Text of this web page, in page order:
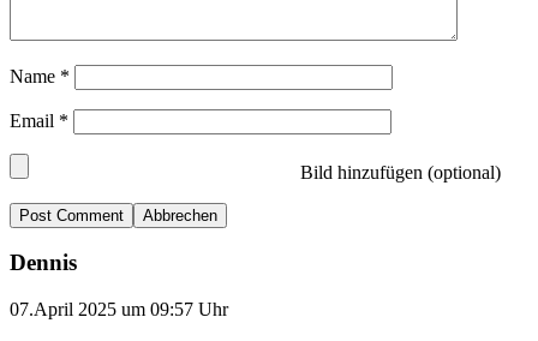
Name *
Email *
Bild hinzufügen (optional)
Abbrechen
Dennis
07.April 2025 um 09:57 Uhr